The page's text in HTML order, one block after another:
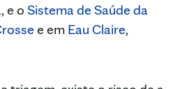
e o Sistema de Saúde da
e em Eau Claire,